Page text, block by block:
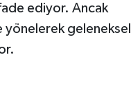
ediyor. Ancak
geleneksel